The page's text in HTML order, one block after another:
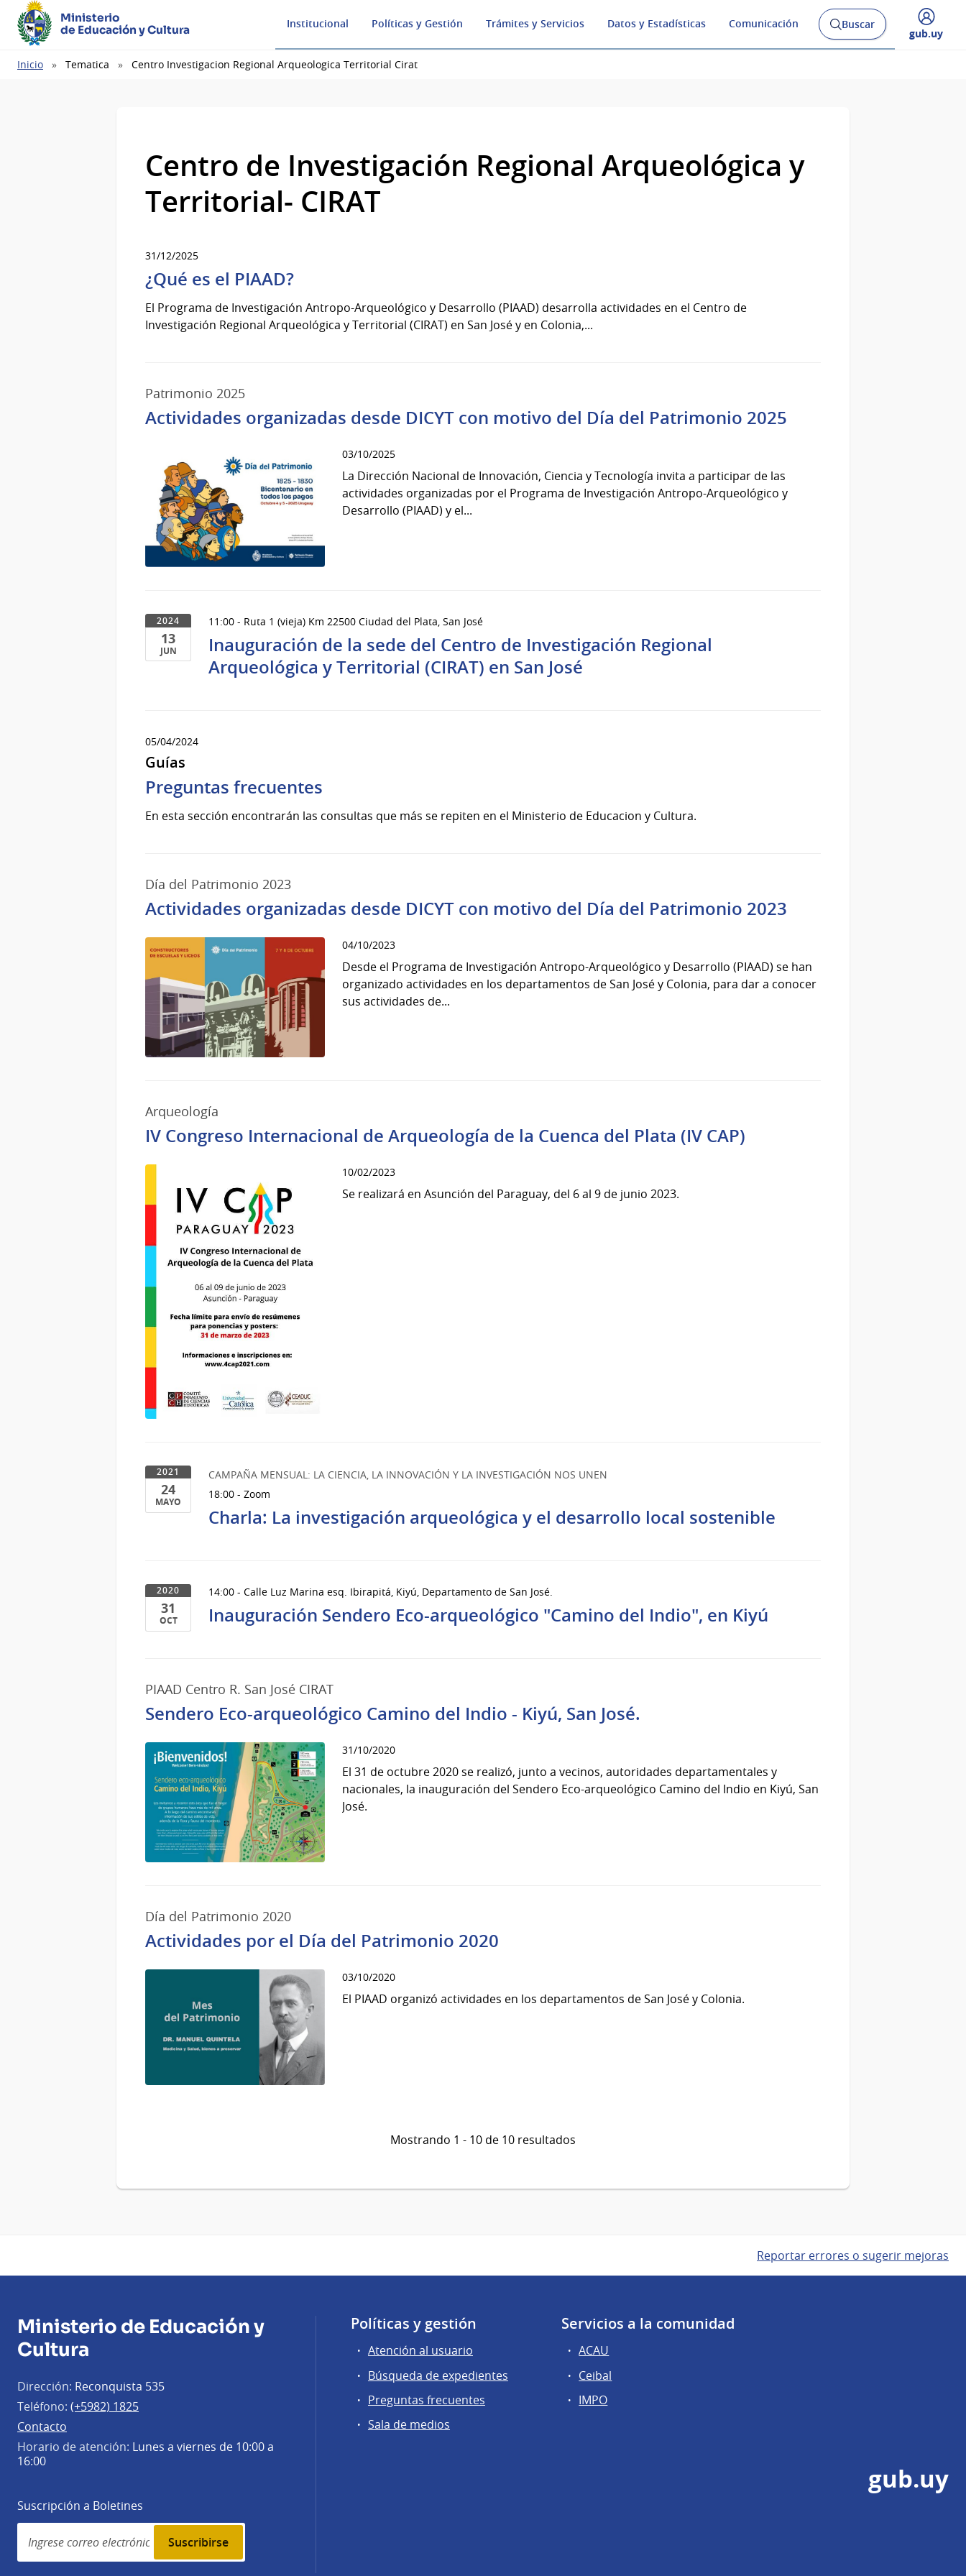
Ministerio
de Educación y Cultura
Institucional Políticas y Gestión Trámites y Servicios Datos y Estadísticas Comunicación
Abrir
buscador
Buscar
Desplegar
gub.uy
Ruta
Inicio Tematica Centro Investigacion Regional Arqueologica Territorial Cirat
Centro de Investigación Regional Arqueológica y
Territorial- CIRAT
31/12/2025
¿Qué es el PIAAD?
El Programa de Investigación Antropo-Arqueológico y Desarrollo (PIAAD) desarrolla actividades en el Centro de
Investigación Regional Arqueológica y Territorial (CIRAT) en San José y en Colonia,...
Patrimonio 2025
Actividades organizadas desde DICYT con motivo del Día del Patrimonio 2025
03/10/2025
La Dirección Nacional de Innovación, Ciencia y Tecnología invita a participar de las
actividades organizadas por el Programa de Investigación Antropo-Arqueológico y
Desarrollo (PIAAD) y el...
2024
13
JUN
2024
11:00 - Ruta 1 (vieja) Km 22500 Ciudad del Plata, San José
Inauguración de la sede del Centro de Investigación Regional
Arqueológica y Territorial (CIRAT) en San José
05/04/2024
Guías
Preguntas frecuentes
En esta sección encontrarán las consultas que más se repiten en el Ministerio de Educacion y Cultura.
Día del Patrimonio 2023
Actividades organizadas desde DICYT con motivo del Día del Patrimonio 2023
04/10/2023
Desde el Programa de Investigación Antropo-Arqueológico y Desarrollo (PIAAD) se han
organizado actividades en los departamentos de San José y Colonia, para dar a conocer
sus actividades de...
Arqueología
IV Congreso Internacional de Arqueología de la Cuenca del Plata (IV CAP)
10/02/2023
Se realizará en Asunción del Paraguay, del 6 al 9 de junio 2023.
2021
24
MAYO
2021
CAMPAÑA MENSUAL: LA CIENCIA, LA INNOVACIÓN Y LA INVESTIGACIÓN NOS UNEN
18:00 - Zoom
Charla: La investigación arqueológica y el desarrollo local sostenible
2020
31
OCT
del
2020
14:00 - Calle Luz Marina esq. Ibirapitá, Kiyú, Departamento de San José.
Inauguración Sendero Eco-arqueológico "Camino del Indio", en Kiyú
PIAAD Centro R. San José CIRAT
Sendero Eco-arqueológico Camino del Indio - Kiyú, San José.
31/10/2020
El 31 de octubre 2020 se realizó, junto a vecinos, autoridades departamentales y
nacionales, la inauguración del Sendero Eco-arqueológico Camino del Indio en Kiyú, San
José.
Día del Patrimonio 2020
Actividades por el Día del Patrimonio 2020
03/10/2020
El PIAAD organizó actividades en los departamentos de San José y Colonia.
Mostrando 1 - 10 de 10 resultados
Reportar errores o sugerir mejoras
Ministerio de Educación y
Cultura
Dirección: Reconquista 535
Teléfono: (+5982) 1825
Contacto
Horario de atención: Lunes a viernes de 10:00 a
16:00
Suscripción a Boletines
Simplenews
subscription
Políticas y gestión
Atención al usuario
Búsqueda de expedientes
Preguntas frecuentes
Sala de medios
Servicios a la comunidad
ACAU
Ceibal
IMPO
gub.uy